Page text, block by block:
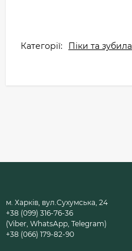
Категорії: Піки та зубила
м. Харків, вул.Сухумська, 24
+38 (099) 316-76-36
(Viber, WhatsApp, Telegram)
+38 (066) 179-82-90